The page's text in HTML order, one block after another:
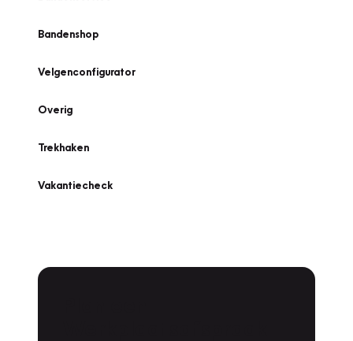
Bandenshop
Velgenconfigurator
Overig
Trekhaken
Vakantiecheck